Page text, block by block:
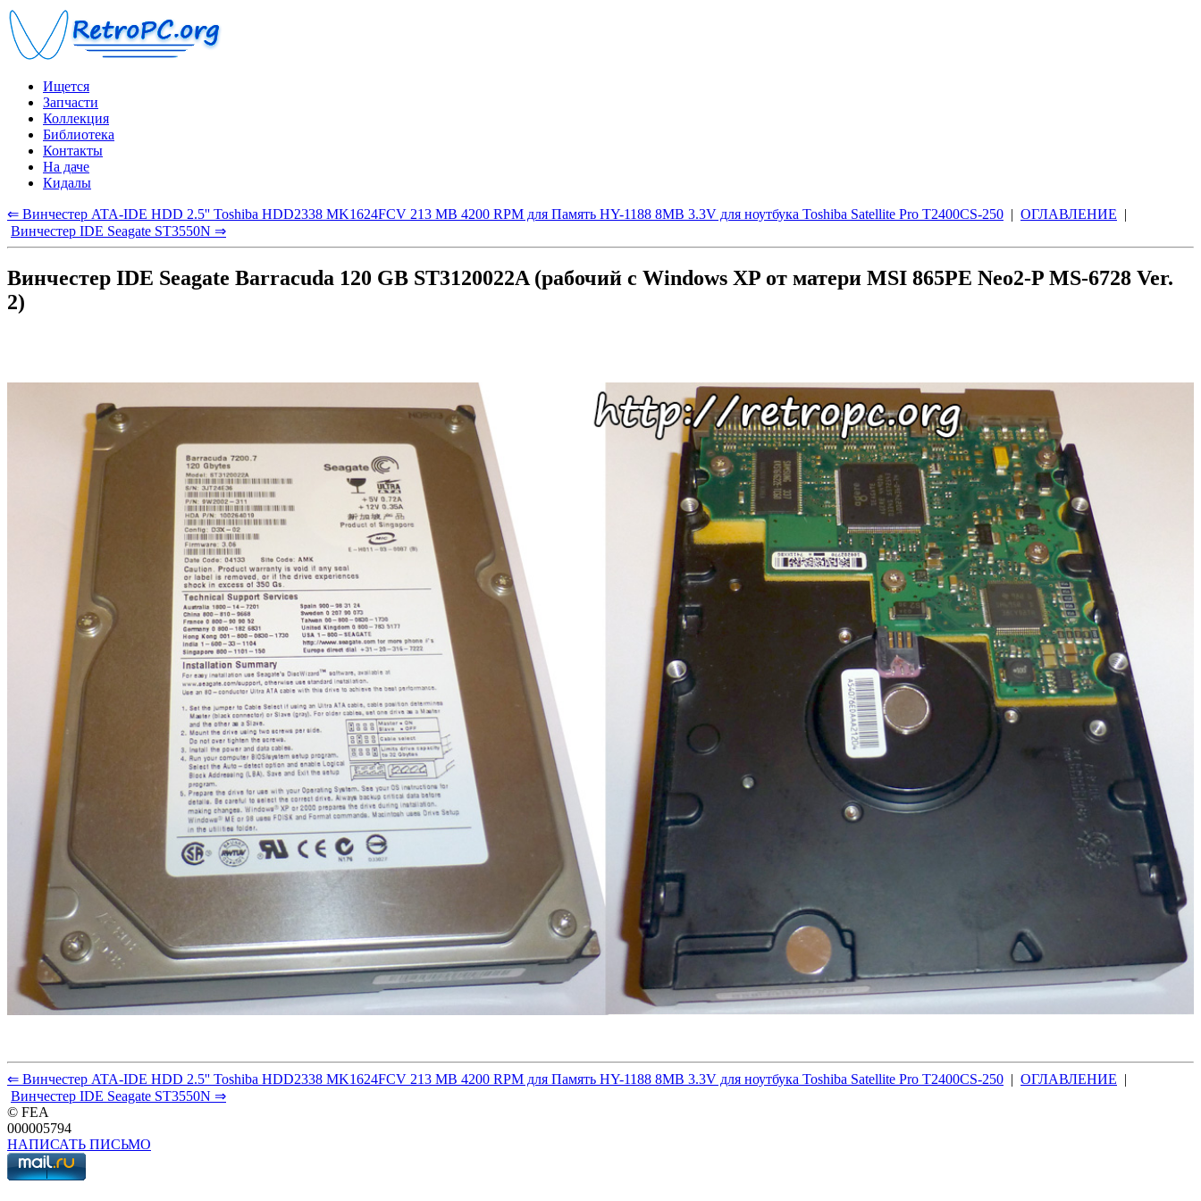
Ищется
Запчасти
Коллекция
Библиотека
Контакты
На даче
Кидалы
⇐ Винчестер ATA-IDE HDD 2.5'' Toshiba HDD2338 MK1624FCV 213 MB 4200 RPM для Память HY-1188 8MB 3.3V для ноутбука Toshiba Satellite Pro T2400CS-250 | ОГЛАВЛЕНИЕ |
Винчестер IDE Seagate ST3550N ⇒
Винчестер IDE Seagate Barracuda 120 GB ST3120022A (рабочий с Windows XP от матери MSI 865PE Neo2-P MS-6728 Ver.
2)
⇐ Винчестер ATA-IDE HDD 2.5'' Toshiba HDD2338 MK1624FCV 213 MB 4200 RPM для Память HY-1188 8MB 3.3V для ноутбука Toshiba Satellite Pro T2400CS-250 | ОГЛАВЛЕНИЕ |
Винчестер IDE Seagate ST3550N ⇒
© FEA
000005794
НАПИСАТЬ ПИСЬМО